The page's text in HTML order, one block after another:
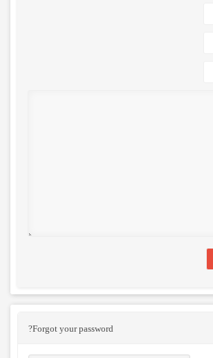
Forgot your password?